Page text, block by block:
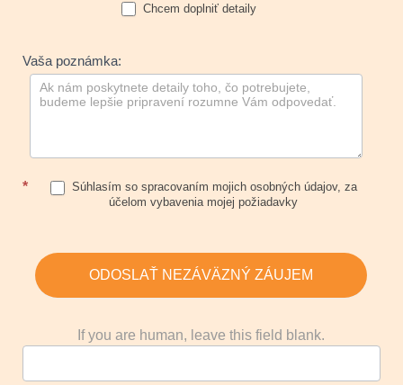
Chcem doplniť detaily
Vaša poznámka:
*
Súhlasím so spracovaním mojich osobných údajov, za
účelom vybavenia mojej požiadavky
ODOSLAŤ NEZÁVÄZNÝ ZÁUJEM
If you are human, leave this field blank.